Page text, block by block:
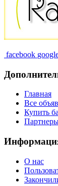
facebook
Главная
Все
Купить
О нас